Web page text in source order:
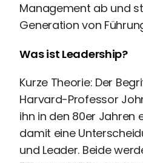
Management ab und
Generation von
Was ist Leadership?
Kurze Theorie: Der
Harvard-Professor
ihn in den 80er Jahren
damit eine
und Leader. Beide